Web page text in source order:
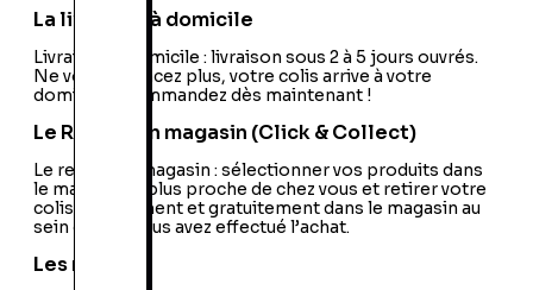
PEGI:
PEGI:18+
Nom du développeur:BioWare/Pandemic
Studios
Nationalité:France
Code EAN:
18600114092
La livraison à domicile
Livraison à domicile : livraison sous 2 à 5 jours ouvrés.
Ne vous déplacez plus, votre colis arrive à votre
domicile ! Commandez dès maintenant !
Le Retrait en magasin (Click & Collect)
Le retrait en magasin : sélectionner vos produits dans
le magasin le plus proche de chez vous et retirer votre
colis directement et gratuitement dans le magasin au
sein duquel vous avez effectué l’achat.
Les retours